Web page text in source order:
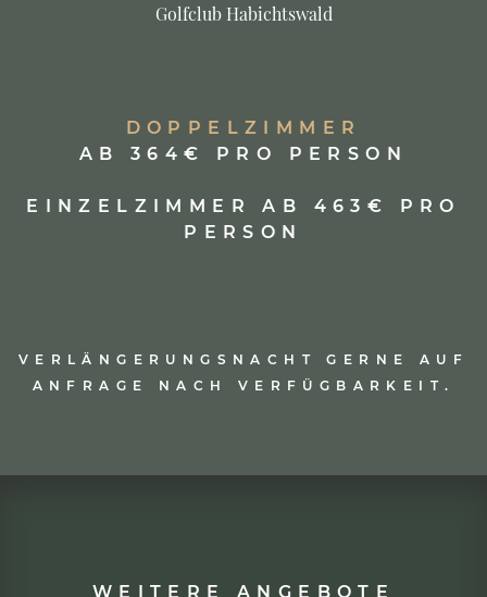
Golfclub Habichtswald
DOPPELZIMMER
AB 364€ PRO PERSON
EINZELZIMMER AB 463€ PRO
PERSON
VERLÄNGERUNGSNACHT GERNE AUF
ANFRAGE NACH VERFÜGBARKEIT.
WEITERE ANGEBOTE